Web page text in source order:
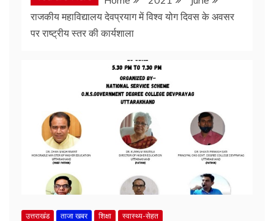
राजकीय महाविद्यालय देवप्रयाग में विश्व योग दिवस के अवसर
पर राष्ट्रीय स्तर की कार्यशाला
उत्तराखंड ताजा खबर शिक्षा स्वास्थ्य-सेहत